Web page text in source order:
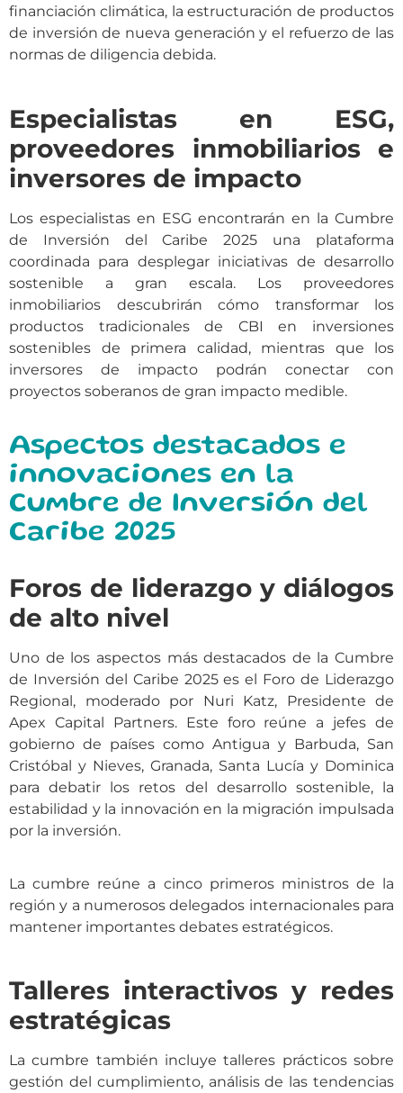
financiación climática, la estructuración de productos
de inversión de nueva generación y el refuerzo de las
normas de diligencia debida.
Especialistas en ESG,
proveedores inmobiliarios e
inversores de impacto
Los especialistas en ESG encontrarán en la Cumbre
de Inversión del Caribe 2025 una plataforma
coordinada para desplegar iniciativas de desarrollo
sostenible a gran escala. Los proveedores
inmobiliarios descubrirán cómo transformar los
productos tradicionales de CBI en inversiones
sostenibles de primera calidad, mientras que los
inversores de impacto podrán conectar con
proyectos soberanos de gran impacto medible.
Aspectos destacados e
innovaciones en la
Cumbre de Inversión del
Caribe 2025
Foros de liderazgo y diálogos
de alto nivel
Uno de los aspectos más destacados de la Cumbre
de Inversión del Caribe 2025 es el Foro de Liderazgo
Regional, moderado por Nuri Katz, Presidente de
Apex Capital Partners. Este foro reúne a jefes de
gobierno de países como Antigua y Barbuda, San
Cristóbal y Nieves, Granada, Santa Lucía y Dominica
para debatir los retos del desarrollo sostenible, la
estabilidad y la innovación en la migración impulsada
por la inversión.
La cumbre reúne a cinco primeros ministros de la
región y a numerosos delegados internacionales para
mantener importantes debates estratégicos.
Talleres interactivos y redes
estratégicas
La cumbre también incluye talleres prácticos sobre
gestión del cumplimiento, análisis de las tendencias